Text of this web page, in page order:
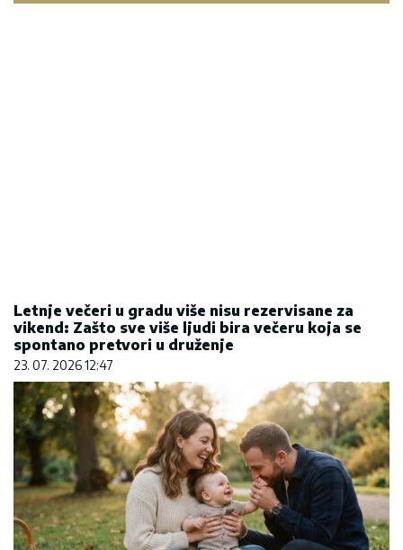
23. 07. 2026 12:47